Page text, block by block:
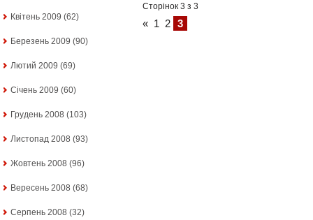
Квітень 2009 (62)
Березень 2009 (90)
Лютий 2009 (69)
Січень 2009 (60)
Грудень 2008 (103)
Листопад 2008 (93)
Жовтень 2008 (96)
Вересень 2008 (68)
Серпень 2008 (32)
Сторінок 3 з 3
« 1 2 3